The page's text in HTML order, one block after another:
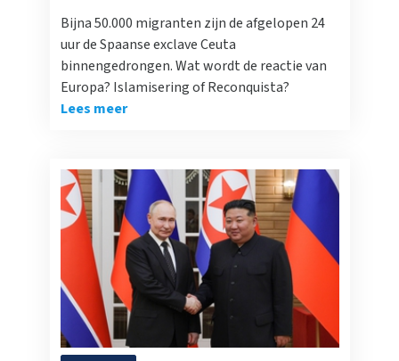
Bijna 50.000 migranten zijn de afgelopen 24
uur de Spaanse exclave Ceuta
binnengedrongen. Wat wordt de reactie van
Europa? Islamisering of Reconquista?
Lees meer